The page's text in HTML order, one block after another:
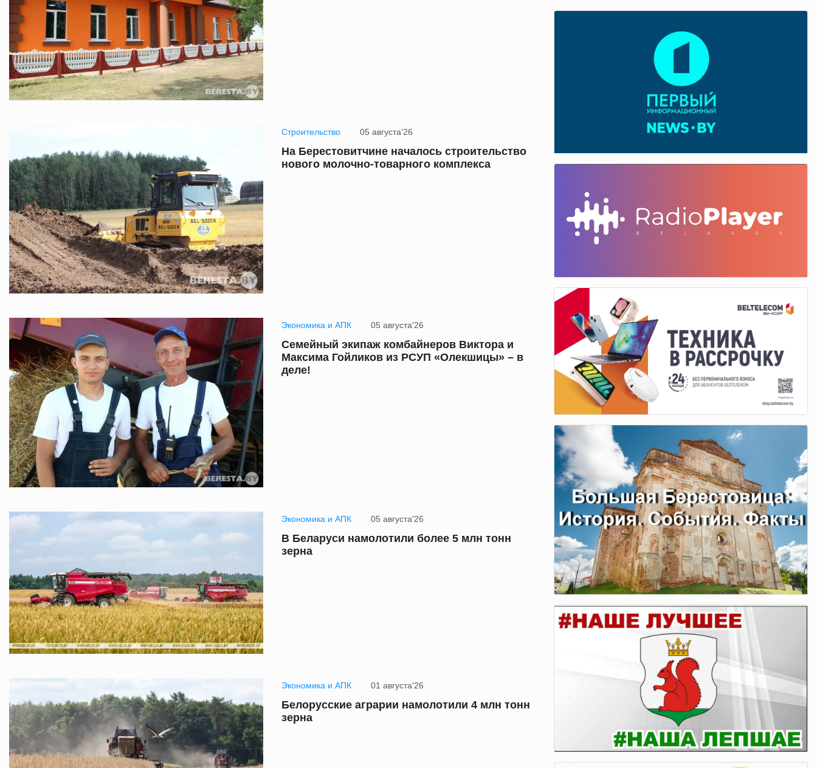
Строительство 05 августа'26
На Берестовитчине началось строительство
нового молочно-товарного комплекса
Экономика и АПК 05 августа'26
Семейный экипаж комбайнеров Виктора и
Максима Гойликов из РСУП «Олекшицы» – в
деле!
Экономика и АПК 05 августа'26
В Беларуси намолотили более 5 млн тонн
зерна
Экономика и АПК 01 августа'26
Белорусские аграрии намолотили 4 млн тонн
зерна